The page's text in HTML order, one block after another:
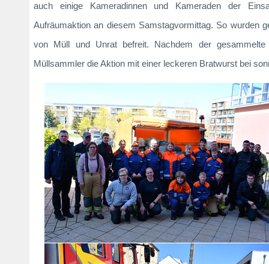
auch einige Kameradinnen und Kameraden der
Aufräumaktion an diesem Samstagvormittag. So wurden
von Müll und Unrat befreit. Nachdem der
Müllsammler die Aktion mit einer leckeren Bratwurst bei